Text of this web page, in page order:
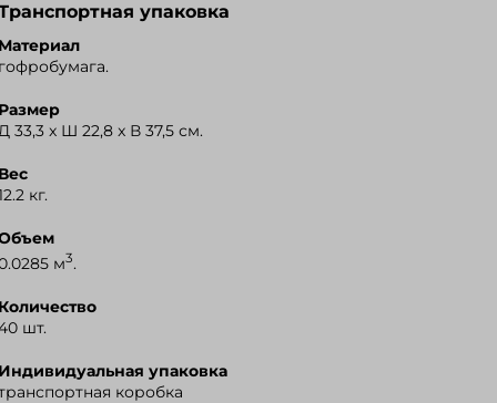
упаковка
33,3 x Ш 22,8 x В 37,5 см.
кг.
м3.
шт.
упаковка
коробка